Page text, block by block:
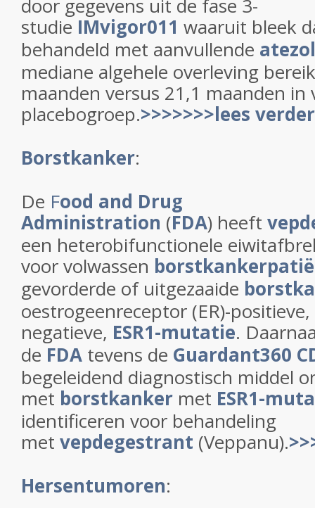
door gegevens uit de fase 3-
studie IMvigor011 waaruit bleek
behandeld met aanvullende
mediane algehele overleving
maanden versus 21,1 maanden
placebogroep.>>>>>>>lees verder
Borstkanker:
De Food and Drug
Administration (FDA) heeft
een heterobifunctionele
voor volwassen
gevorderde of uitgezaaide
oestrogeenreceptor (ER)-positieve,
negatieve, ESR1-mutatie.
de FDA tevens de Guardant360
begeleidend diagnostisch middel
met borstkanker met ESR1-
identificeren voor behandeling
met vepdegestrant (Veppanu).
Hersentumoren: